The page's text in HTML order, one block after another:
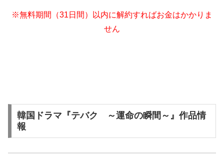
※無料期間（31日間）以内に解約すればお金はかかりま
せん
韓国ドラマ『テバク ～運命の瞬間～』作品情
報